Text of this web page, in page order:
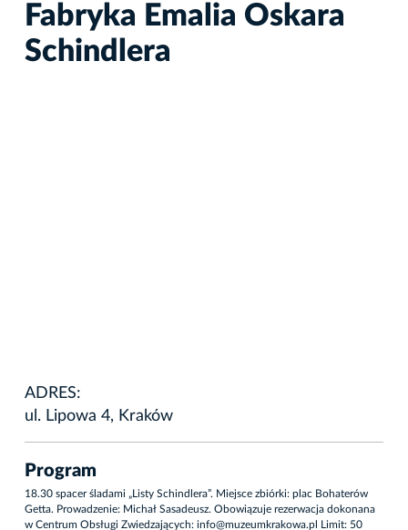
Fabryka Emalia Oskara
Schindlera
ADRES:
ul. Lipowa 4, Kraków
Program
18.30 spacer śladami „Listy Schindlera”. Miejsce zbiórki: plac Bohaterów
Getta. Prowadzenie: Michał Sasadeusz. Obowiązuje rezerwacja dokonana
w Centrum Obsługi Zwiedzających: info@muzeumkrakowa.pl Limit: 50